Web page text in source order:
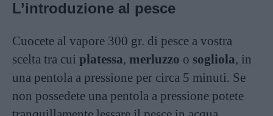
L’introduzione al pesce
Cuocete al vapore 300 gr. di pesce a vostra
scelta tra cui platessa, merluzzo o sogliola, in
una pentola a pressione per circa 5 minuti. Se
non possedete una pentola a pressione potete